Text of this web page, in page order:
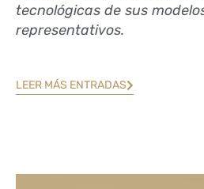
tecnológicas de sus
representativos.
LEER MÁS ENTRADAS